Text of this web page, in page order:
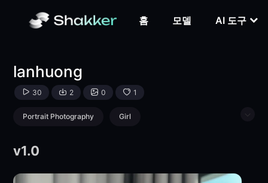
홈 모델 AI 도구
lanhuong
30 2 0 1
Portrait Photography Girl
v1.0